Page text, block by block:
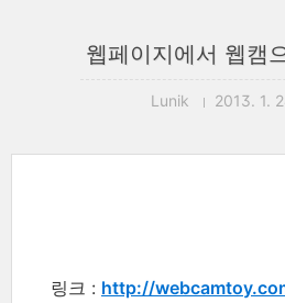
웹페이지에서 웹캠
Lunik 2013. 1.
링크 : http://